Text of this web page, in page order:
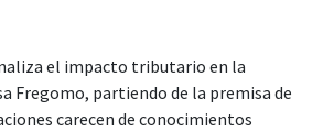
el impacto tributario en la
Fregomo, partiendo de la premisa de
carecen de conocimientos